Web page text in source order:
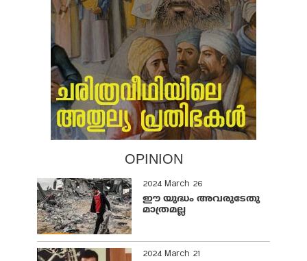
OPINION
2024 March 26
ഈ യുദ്ധം അവരുടേതു
മാത്രമല്ല
2024 March 21